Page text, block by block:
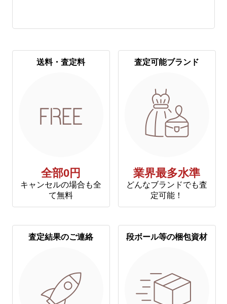
送料・査定料
全部0円
キャンセルの場合も全
て無料
査定可能ブランド
業界最多水準
どんなブランドでも査
定可能！
査定結果のご連絡 段ボール等の梱包資材